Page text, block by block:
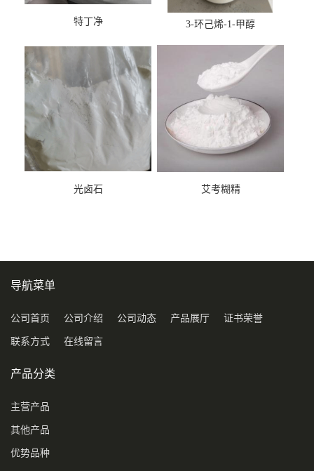
特丁净 3-环己烯-1-甲醇
光卤石 艾考糊精
导航菜单
公司首页 公司介绍 公司动态 产品展厅 证书荣誉
联系方式 在线留言
产品分类
主营产品
其他产品
优势品种